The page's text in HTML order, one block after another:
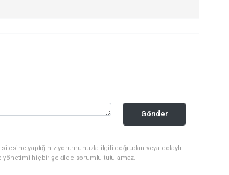
Gönder
yaptığınız yorumunuzla ilgili doğrudan veya dolaylı
yönetimi hiçbir şekilde sorumlu tutulamaz.